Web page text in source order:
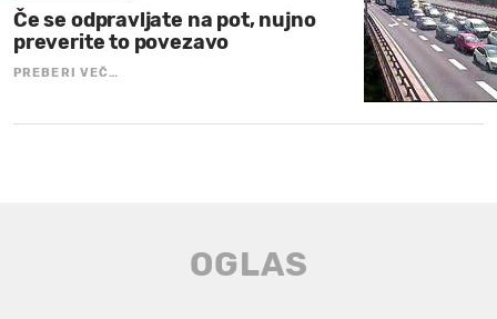
Če se odpravljate na pot, nujno
preverite to povezavo
PREBERI VEČ…